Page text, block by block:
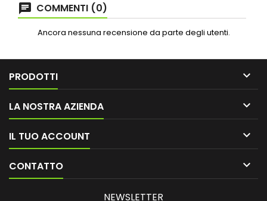
COMMENTI (0)
Ancora nessuna recensione da parte degli utenti.
PRODOTTI 
LA NOSTRA AZIENDA 
IL TUO ACCOUNT 
CONTATTO 
NEWSLETTER